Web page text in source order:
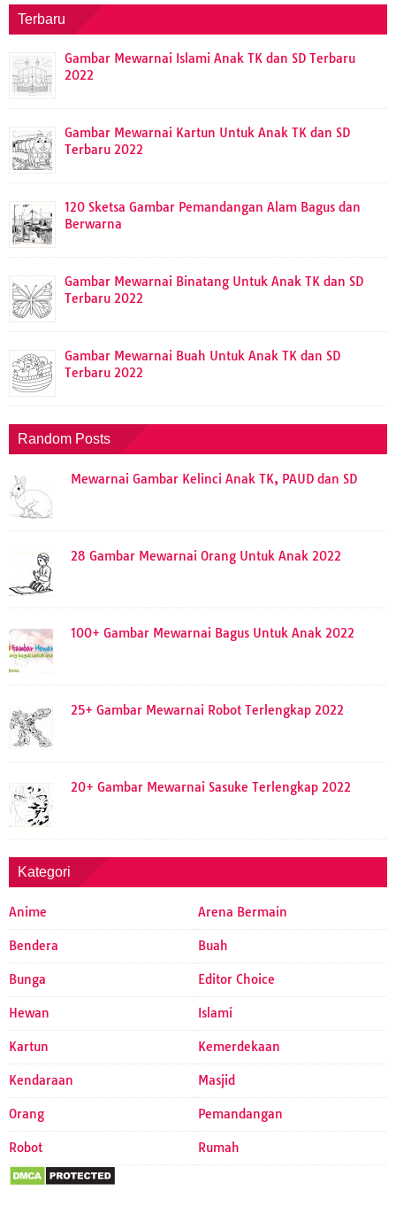
Terbaru
Gambar Mewarnai Islami Anak TK dan SD Terbaru
2022
Gambar Mewarnai Kartun Untuk Anak TK dan SD
Terbaru 2022
120 Sketsa Gambar Pemandangan Alam Bagus dan
Berwarna
Gambar Mewarnai Binatang Untuk Anak TK dan SD
Terbaru 2022
Gambar Mewarnai Buah Untuk Anak TK dan SD
Terbaru 2022
Random Posts
Mewarnai Gambar Kelinci Anak TK, PAUD dan SD
28 Gambar Mewarnai Orang Untuk Anak 2022
100+ Gambar Mewarnai Bagus Untuk Anak 2022
25+ Gambar Mewarnai Robot Terlengkap 2022
20+ Gambar Mewarnai Sasuke Terlengkap 2022
Kategori
Anime Arena Bermain
Bendera Buah
Bunga Editor Choice
Hewan Islami
Kartun Kemerdekaan
Kendaraan Masjid
Orang Pemandangan
Robot Rumah